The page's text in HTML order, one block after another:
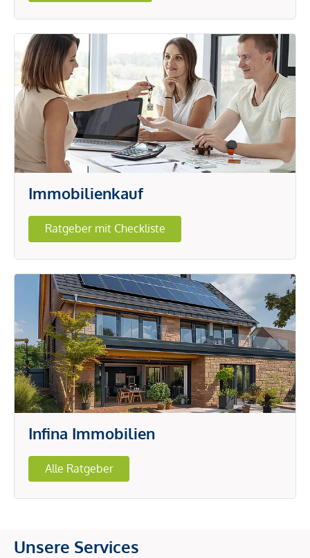
Immobilienkauf
Ratgeber mit Checkliste
Infina Immobilien
Alle Ratgeber
Unsere Services